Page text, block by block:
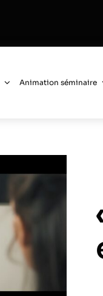
Animation séminaire